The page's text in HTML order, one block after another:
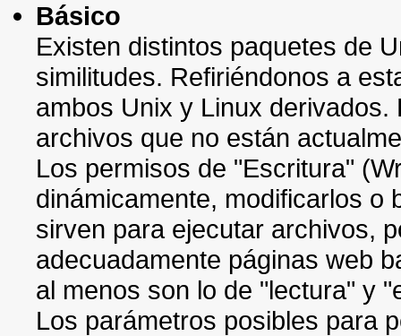
Básico
Existen distintos paquetes de
similitudes. Refiriéndonos a
ambos Unix y Linux
archivos que no están
Los permisos de "Escritura"
dinámicamente, modificarlos o
sirven para ejecutar archivos,
adecuadamente páginas web
al menos son lo de "lectura" y
Los parámetros posibles para